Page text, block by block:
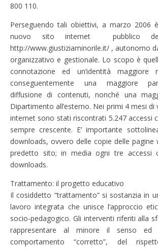
800 110.
Perseguendo tali obiettivi, a marzo 2006
nuovo sito internet pubblico del
http://www.giustiziaminorile.it/ , autonomo
organizzativo e gestionale. Lo scopo è
connotazione ed un’identità maggiore
conseguentemente una maggiore
diffusione di contenuti, nonché una
Dipartimento all’esterno. Nei primi 4 mesi
internet sono stati riscontrati 5.247 accessi
sempre crescente. E’ importante
downloads, ovvero delle copie delle
predetto sito; in media ogni tre accessi
downloads.
Trattamento: il progetto educativo
Il cosiddetto “trattamento” si sostanzia in
lavoro integrata che unisce l’approccio
socio-pedagogico. Gli interventi riferiti alla
rappresentare al minore il senso
comportamento “corretto”, del